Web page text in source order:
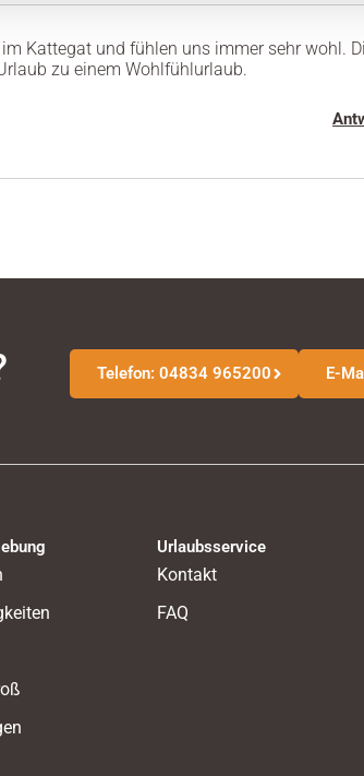
Kattegat und fühlen uns immer sehr wohl.
zu einem Wohlfühlurlaub.
Telefon: 04834 965200 E-
Urlaubsservice
Kontakt
FAQ